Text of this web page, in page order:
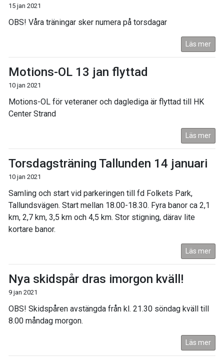
15 jan 2021
OBS! Våra träningar sker numera på torsdagar
Läs mer
Motions-OL 13 jan flyttad
10 jan 2021
Motions-OL för veteraner och daglediga är flyttad till HK
Center Strand
Läs mer
Torsdagsträning Tallunden 14 januari
10 jan 2021
Samling och start vid parkeringen till fd Folkets Park,
Tallundsvägen. Start mellan 18.00-18.30. Fyra banor ca 2,1
km, 2,7 km, 3,5 km och 4,5 km. Stor stigning, därav lite
kortare banor.
Läs mer
Nya skidspår dras imorgon kväll!
9 jan 2021
OBS! Skidspåren avstängda från kl. 21.30 söndag kväll till
8.00 måndag morgon.
Läs mer